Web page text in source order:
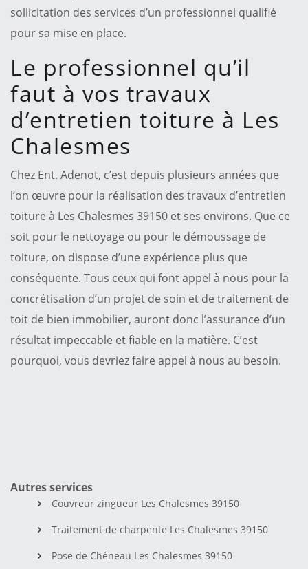
sollicitation des services d’un professionnel qualifié
pour sa mise en place.
Le professionnel qu’il
faut à vos travaux
d’entretien toiture à Les
Chalesmes
Chez Ent. Adenot, c’est depuis plusieurs années que
l’on œuvre pour la réalisation des travaux d’entretien
toiture à Les Chalesmes 39150 et ses environs. Que ce
soit pour le nettoyage ou pour le démoussage de
toiture, on dispose d’une expérience plus que
conséquente. Tous ceux qui font appel à nous pour la
concrétisation d’un projet de soin et de traitement de
toit de bien immobilier, auront donc l’assurance d’un
résultat impeccable et fiable en la matière. C’est
pourquoi, vous devriez faire appel à nous au besoin.
Autres services
Couvreur zingueur Les Chalesmes 39150
Traitement de charpente Les Chalesmes 39150
Pose de Chéneau Les Chalesmes 39150